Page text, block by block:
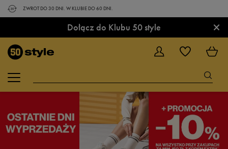
ZWROT DO 30 DNI. W KLUBIE DO 60 DNI.
Dołącz do Klubu 50 style ×